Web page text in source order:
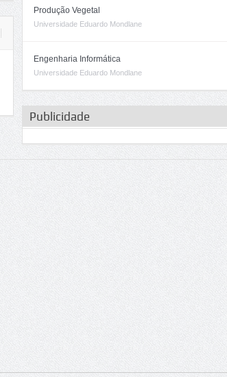
Produção Vegetal
Universidade Eduardo Mondlane
Engenharia Informática
Universidade Eduardo Mondlane
Publicidade